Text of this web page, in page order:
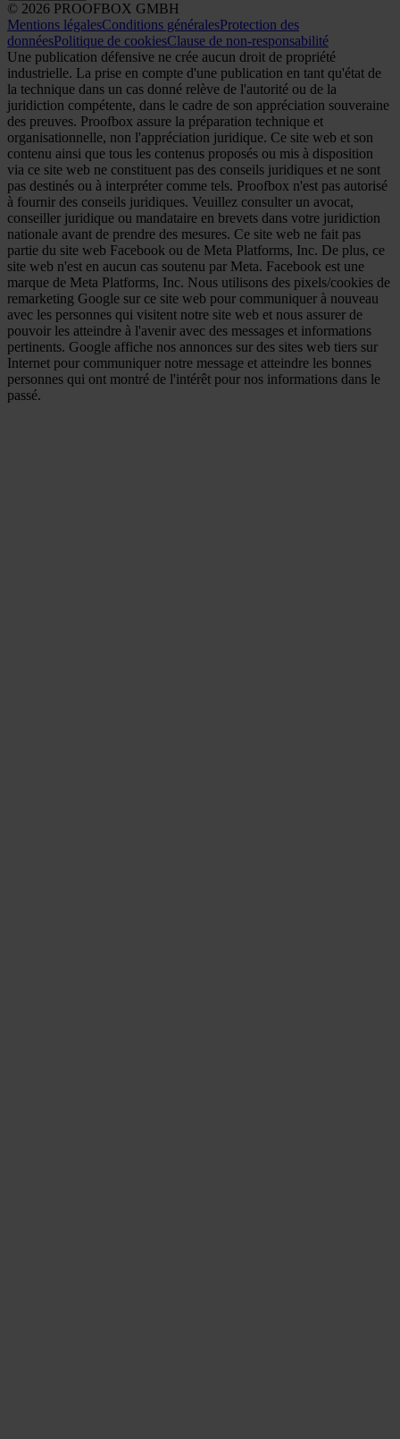
© 2026 PROOFBOX GMBH
Mentions légalesConditions généralesProtection des
donnéesPolitique de cookiesClause de non-responsabilité
Une publication défensive ne crée aucun droit de propriété
industrielle. La prise en compte d'une publication en tant qu'état de
la technique dans un cas donné relève de l'autorité ou de la
juridiction compétente, dans le cadre de son appréciation souveraine
des preuves. Proofbox assure la préparation technique et
organisationnelle, non l'appréciation juridique. Ce site web et son
contenu ainsi que tous les contenus proposés ou mis à disposition
via ce site web ne constituent pas des conseils juridiques et ne sont
pas destinés ou à interpréter comme tels. Proofbox n'est pas autorisé
à fournir des conseils juridiques. Veuillez consulter un avocat,
conseiller juridique ou mandataire en brevets dans votre juridiction
nationale avant de prendre des mesures. Ce site web ne fait pas
partie du site web Facebook ou de Meta Platforms, Inc. De plus, ce
site web n'est en aucun cas soutenu par Meta. Facebook est une
marque de Meta Platforms, Inc. Nous utilisons des pixels/cookies de
remarketing Google sur ce site web pour communiquer à nouveau
avec les personnes qui visitent notre site web et nous assurer de
pouvoir les atteindre à l'avenir avec des messages et informations
pertinents. Google affiche nos annonces sur des sites web tiers sur
Internet pour communiquer notre message et atteindre les bonnes
personnes qui ont montré de l'intérêt pour nos informations dans le
passé.